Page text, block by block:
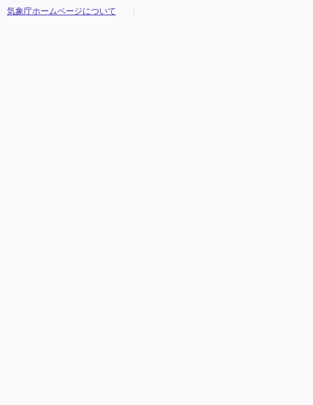
気象庁ホームページについて